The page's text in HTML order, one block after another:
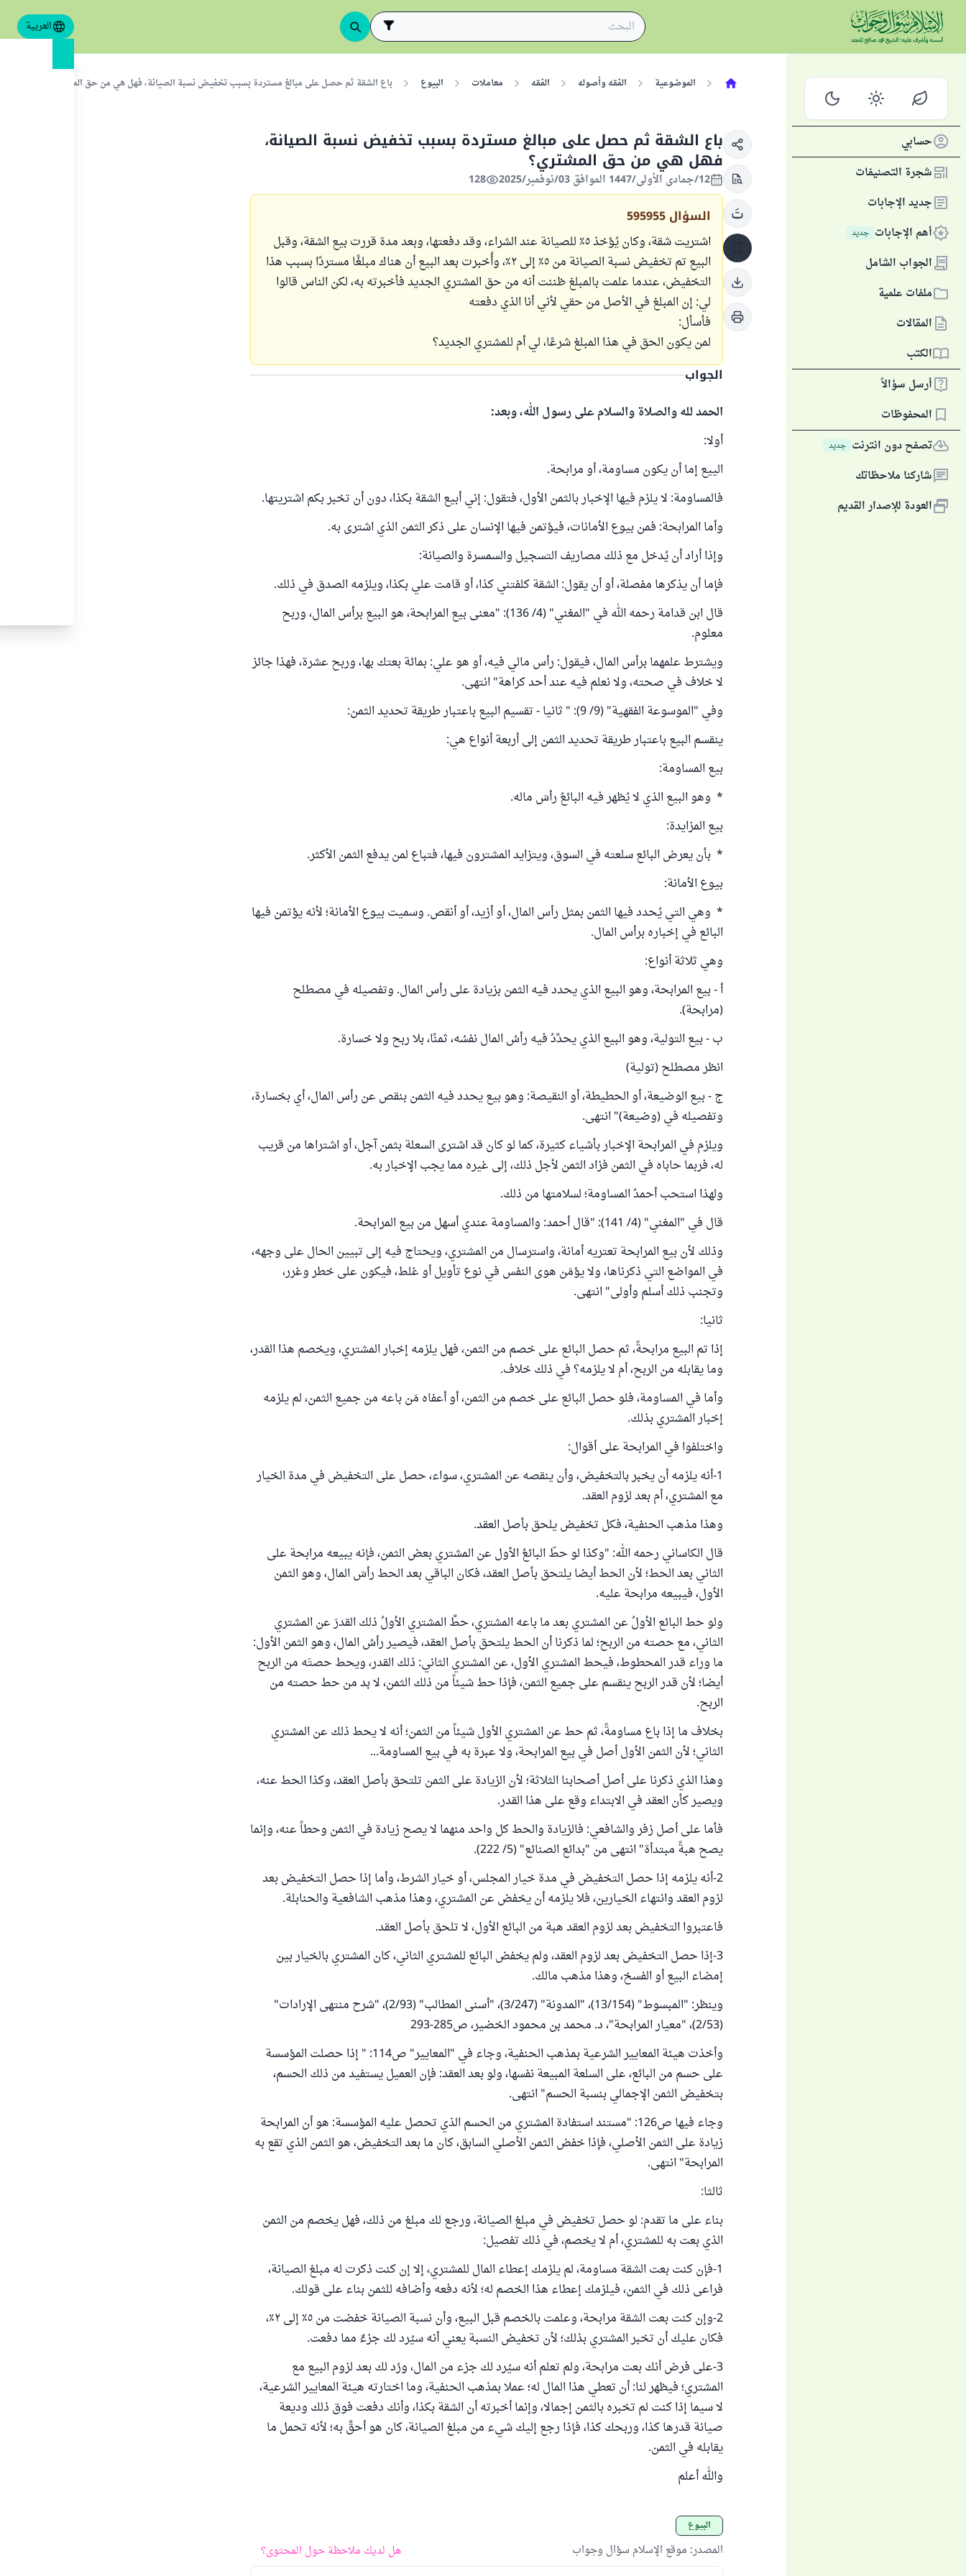
العربية
حسابي
شجرة التصنيفات
جديد الإجابات
أهم الإجابات جديد
الجواب الشامل
ملفات علمية
المقالات
الكتب
أرسل سؤالاً
المحفوظات
تصفح دون انترنت جديد
شاركنا ملاحظاتك
العودة للإصدار القديم
الموضوعية الفقه وأصوله الفقه معاملات البيوع باع الشقة ثم حصل على مبالغ مستردة بسبب تخفيض نسبة الصيانة، فهل هي من حق المشتري؟
باع الشقة ثم حصل على مبالغ مستردة بسبب تخفيض نسبة الصيانة،
فهل هي من حق المشتري؟
12/جمادى الأولى/1447 الموافق 03/نوفمبر/2025 128
السؤال 595955
اشتريت شقة، وكان يُؤخذ ٥٪ للصيانة عند الشراء، وقد دفعتها، وبعد مدة قررت بيع الشقة، وقبل
البيع تم تخفيض نسبة الصيانة من ٥٪ إلى ٢٪، وأُخبرت بعد البيع أن هناك مبلغًا مستردًا بسبب هذا
التخفيض، عندما علمت بالمبلغ ظننت أنه من حق المشتري الجديد فأخبرته به، لكن الناس قالوا
لي: إن المبلغ في الأصل من حقي لأني أنا الذي دفعته
فأسأل:
لمن يكون الحق في هذا المبلغ شرعًا، لي أم للمشتري الجديد؟
الجواب
الحمد لله والصلاة والسلام على رسول الله، وبعد:
أولا:
الييع إما أن يكون مساومة، أو مرابحة.
فالمساومة: لا يلزم فيها الإخبار بالثمن الأول، فتقول: إني أبيع الشقة بكذا، دون أن تخبر بكم اشتريتها.
وأما المرابحة: فمن بيوع الأمانات، فيؤتمن فيها الإنسان على ذكر الثمن الذي اشترى به.
وإذا أراد أن يُدخل مع ذلك مصاريف التسجيل والسمسرة والصيانة:
فإما أن يذكرها مفصلة، أو أن يقول: الشقة كلفتني كذا، أو قامت علي بكذا، ويلزمه الصدق في ذلك.
قال ابن قدامة رحمه الله في "المغني" (4/ 136): "معنى بيع المرابحة، هو البيع برأس المال، وربح
معلوم.
ويشترط علمهما برأس المال، فيقول: رأس مالي فيه، أو هو علي: بمائة بعتك بها، وربح عشرة، فهذا جائز
لا خلاف في صحته، ولا نعلم فيه عند أحد كراهة" انتهى.
وفي "الموسوعة الفقهية" (9/ 9): " ثانيا - تقسيم البيع باعتبار طريقة تحديد الثمن:
ينقسم البيع باعتبار طريقة تحديد الثمن إلى أربعة أنواع هي:
بيع المساومة:
* وهو البيع الذي لا يُظهر فيه البائعُ رأسَ ماله.
بيع المزايدة:
* بأن يعرض البائع سلعته في السوق، ويتزايد المشترون فيها، فتباع لمن يدفع الثمن الأكثر.
بيوع الأمانة:
* وهي التي يُحدد فيها الثمن بمثل رأس المال، أو أزيد، أو أنقص. وسميت بيوع الأمانة؛ لأنه يؤتمن فيها
البائع في إخباره برأس المال.
وهي ثلاثة أنواع:
أ - بيع المرابحة، وهو البيع الذي يحدد فيه الثمن بزيادة على رأس المال. وتفصيله في مصطلح
(مرابحة).
ب - بيع التولية، وهو البيع الذي يحدَّدُ فيه رأسُ المال نفسُه، ثمنًا، بلا ربح ولا خسارة.
انظر مصطلح (تولية)
ج - بيع الوضيعة، أو الحطيطة، أو النقيصة: وهو بيع يحدد فيه الثمن بنقص عن رأس المال، أي بخسارة،
وتفصيله في (وضيعة)" انتهى.
ويلزم في المرابحة الإخبار بأشياء كثيرة، كما لو كان قد اشترى السعلة بثمن آجل، أو اشتراها من قريب
له، فربما حاباه في الثمن فزاد الثمن لأجل ذلك، إلى غيره مما يجب الإخبار به.
ولهذا استحب أحمدُ المساومة؛ لسلامتها من ذلك.
قال في "المغني" (4/ 141): "قال أحمد: والمساومة عندي أسهل من بيع المرابحة.
وذلك لأن بيع المرابحة تعتريه أمانة، واسترسال من المشتري، ويحتاج فيه إلى تبيين الحال على وجهه،
في المواضع التي ذكرناها، ولا يؤمَن هوى النفس في نوع تأويل أو غلط، فيكون على خطر وغرر،
وتجنب ذلك أسلم وأولى" انتهى.
ثانيا:
إذا تم البيع مرابحةً، ثم حصل البائع على خصم من الثمن، فهل يلزمه إخبار المشتري، ويخصم هذا القدر،
وما يقابله من الربح، أم لا يلزمه؟ في ذلك خلاف.
وأما في المساومة، فلو حصل البائع على خصم من الثمن، أو أعفاه مَن باعه من جميع الثمن، لم يلزمه
إخبار المشتري بذلك.
واختلفوا في المرابحة على أقوال:
1-أنه يلزمه أن يخبر بالتخفيض، وأن ينقصه عن المشتري، سواء، حصل على التخفيض في مدة الخيار
مع المشتري، أم بعد لزوم العقد.
وهذا مذهب الحنفية، فكل تخفيض يلحق بأصل العقد.
قال الكاساني رحمه الله: "وكذا لو حطّ البائعُ الأول عن المشتري بعض الثمن، فإنه يبيعه مرابحة على
الثاني بعد الحط؛ لأن الحط أيضا يلتحق بأصل العقد، فكان الباقي بعد الحط رأسَ المال، وهو الثمن
الأول، فيبيعه مرابحة عليه.
ولو حط البائع الأولُ عن المشتري بعد ما باعه المشتري، حطَّ المشتري الأولُ ذلك القدرَ عن المشتري
الثاني، مع حصته من الربح؛ لما ذكرنا أن الحط يلتحق بأصل العقد، فيصير رأسُ المال، وهو الثمن الأول:
ما وراء قدر المحطوط، فيحط المشتري الأول، عن المشتري الثاني: ذلك القدر، ويحط حصتَه من الربح
أيضا؛ لأن قدر الربح ينقسم على جميع الثمن، فإذا حط شيئاً من ذلك الثمن، لا بد من حط حصته من
الربح.
بخلاف ما إذا باع مساومةً، ثم حط عن المشتري الأول شيئاً من الثمن؛ أنه لا يحط ذلك عن المشتري
الثاني؛ لأن الثمن الأول أصل في بيع المرابحة، ولا عبرة به في بيع المساومة...
وهذا الذي ذكرنا على أصل أصحابنا الثلاثة؛ لأن الزيادة على الثمن تلتحق بأصل العقد، وكذا الحط عنه،
ويصير كأن العقد في الابتداء وقع على هذا القدر.
فأما على أصل زفر والشافعي: فالزيادة والحط كل واحد منهما لا يصح زيادة في الثمن وحطاً عنه، وإنما
يصح هبةً مبتدأة" انتهى من "بدائع الصنائع" (5/ 222).
2-أنه يلزمه إذا حصل التخفيض في مدة خيار المجلس، أو خيار الشرط، وأما إذا حصل التخفيض بعد
لزوم العقد وانتهاء الخيارين، فلا يلزمه أن يخفض عن المشتري، وهذا مذهب الشافعية والحنابلة.
فاعتبروا التخفيض بعد لزوم العقد هبة من البائع الأول، لا تلحق بأصل العقد.
3-إذا حصل التخفيض بعد لزوم العقد، ولم يخفض البائع للمشتري الثاني، كان المشتري بالخيار بين
إمضاء البيع أو الفسخ، وهذا مذهب مالك.
وينظر: "المبسوط" (13/154)، "المدونة" (3/247)، "أسنى المطالب" (2/93)، "شرح منتهى الإرادات"
(2/53)، "معيار المرابحة"، د. محمد بن محمود الخضير، ص285-293
وأخذت هيئة المعايير الشرعية بمذهب الحنفية، وجاء في "المعايير" ص114: " إذا حصلت المؤسسة
على حسم من البائع، على السلعة المبيعة نفسها، ولو بعد العقد: فإن العميل يستفيد من ذلك الحسم،
بتخفيض الثمن الإجمالي بنسبة الحسم" انتهى.
وجاء فيها ص126: "مستند استفادة المشتري من الحسم الذي تحصل عليه المؤسسة: هو أن المرابحة
زيادة على الثمن الأصلي، فإذا خفض الثمن الأصلي السابق، كان ما بعد التخفيض، هو الثمن الذي تقع به
المرابحة" انتهى.
ثالثا:
بناء على ما تقدم: لو حصل تخفيض في مبلغ الصيانة، ورجع لك مبلغ من ذلك، فهل يخصم من الثمن
الذي بعت به للمشتري، أم لا يخصم، في ذلك تفصيل:
1-فإن كنت بعت الشقة مساومة، لم يلزمك إعطاء المال للمشتري، إلا إن كنت ذكرت له مبلغ الصيانة،
فراعى ذلك في الثمن، فيلزمك إعطاء هذا الخصم له؛ لأنه دفعه وأضافه للثمن بناء على قولك.
2-وإن كنت بعت الشقة مرابحة، وعلمت بالخصم قبل البيع، وأن نسبة الصيانة خفضت من ٥٪ إلى ٢٪،
فكان عليك أن تخبر المشتري بذلك؛ لأن تخفيض النسبة يعني أنه سيُرد لك جزءٌ مما دفعت.
3-على فرض أنك بعت مرابحة، ولم تعلم أنه سيُرد لك جزء من المال، ورُد لك بعد لزوم البيع مع
المشتري؛ فيظهر لنا: أن تعطي هذا المال له؛ عملا بمذهب الحنفية، وما اختارته هيئة المعايير الشرعية،
لا سيما إذا كنت لم تخبره بالثمن إجمالا، وإنما أخبرته أن الشقة بكذا، وأنك دفعت فوق ذلك وديعة
صيانة قدرها كذا، وربحك كذا، فإذا رجع إليك شيء من مبلغ الصيانة، كان هو أحقَّ به؛ لأنه تحمل ما
يقابله في الثمن.
والله أعلم
البيوع
المصدر: موقع الإسلام سؤال وجواب هل لديك ملاحظة حول المحتوى؟